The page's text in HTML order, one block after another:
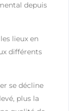
depuis
lieux en
différents
se décline
plus la